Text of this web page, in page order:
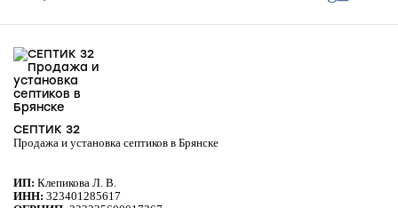
СЕПТИК 32
Продажа и установка септиков в Брянске
ИП: Клепикова Л. В.
ИНН: 323401285617